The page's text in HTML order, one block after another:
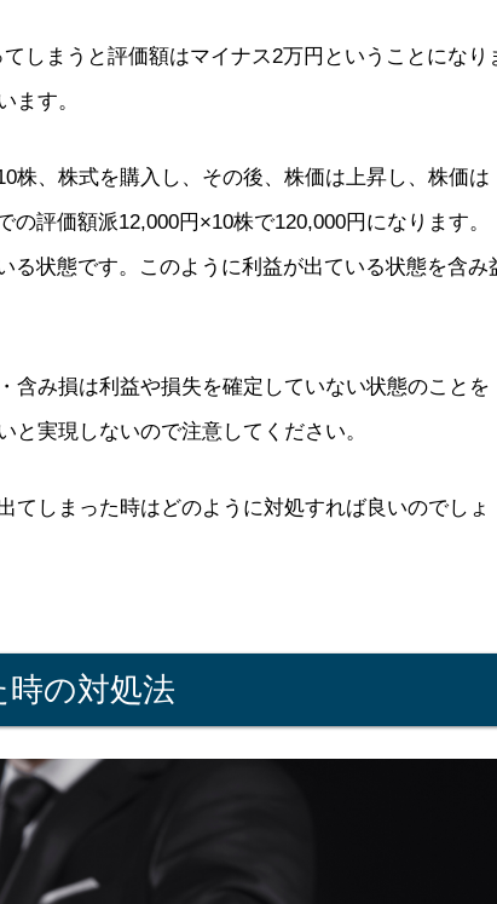
しまうと評価額はマイナス2万円ということになり
ます。
株、株式を購入し、その後、株価は上昇し、株価は
の評価額派12,000円×10株で120,000円になります。
る状態です。このように利益が出ている状態を含み
含み損は利益や損失を確定していない状態のことを
と実現しないので注意してください。
てしまった時はどのように対処すれば良いのでしょ
の対処法